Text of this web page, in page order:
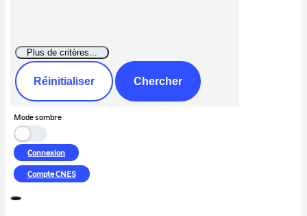
Réinitialiser Chercher
Mode sombre
Connexion
CompteCNES